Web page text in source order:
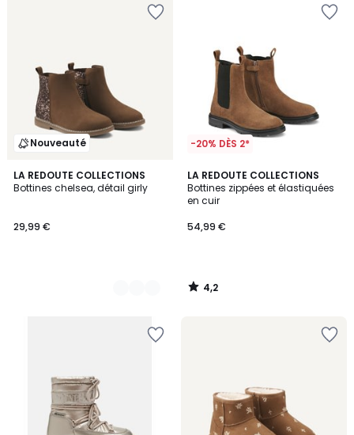
Nouveauté
LA REDOUTE COLLECTIONS
Bottines chelsea, détail girly
29,99 €
2
Couleurs
-20% DÈS 2*
LA REDOUTE COLLECTIONS
Bottines zippées et élastiquées
en cuir
54,99 €
4,2
/ 5
4,2
/